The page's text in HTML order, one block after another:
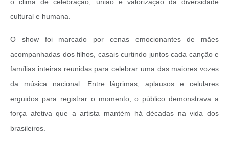
cultural e humana.
O show foi marcado por cenas emocionantes de mães
acompanhadas dos filhos, casais curtindo juntos cada canção e
famílias inteiras reunidas para celebrar uma das maiores vozes
da música nacional. Entre lágrimas, aplausos e celulares
erguidos para registrar o momento, o público demonstrava a
força afetiva que a artista mantém há décadas na vida dos
brasileiros.